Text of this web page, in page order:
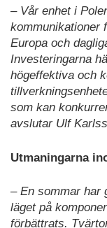
– Vår enhet i
kommunikationer
Europa och
Investeringarna
högeffektiva och
som kan
avslutar Ulf
Utmaningarna
– En sommar har
läget på
förbättrats.